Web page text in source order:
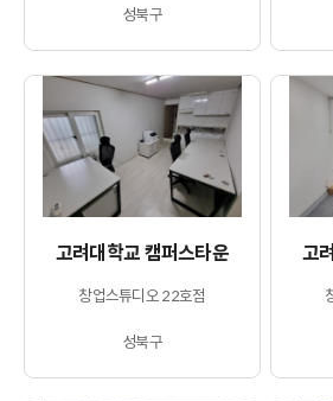
성북구
고려대학교 캠퍼스타운
창업스튜디오 22호점
성북구
고